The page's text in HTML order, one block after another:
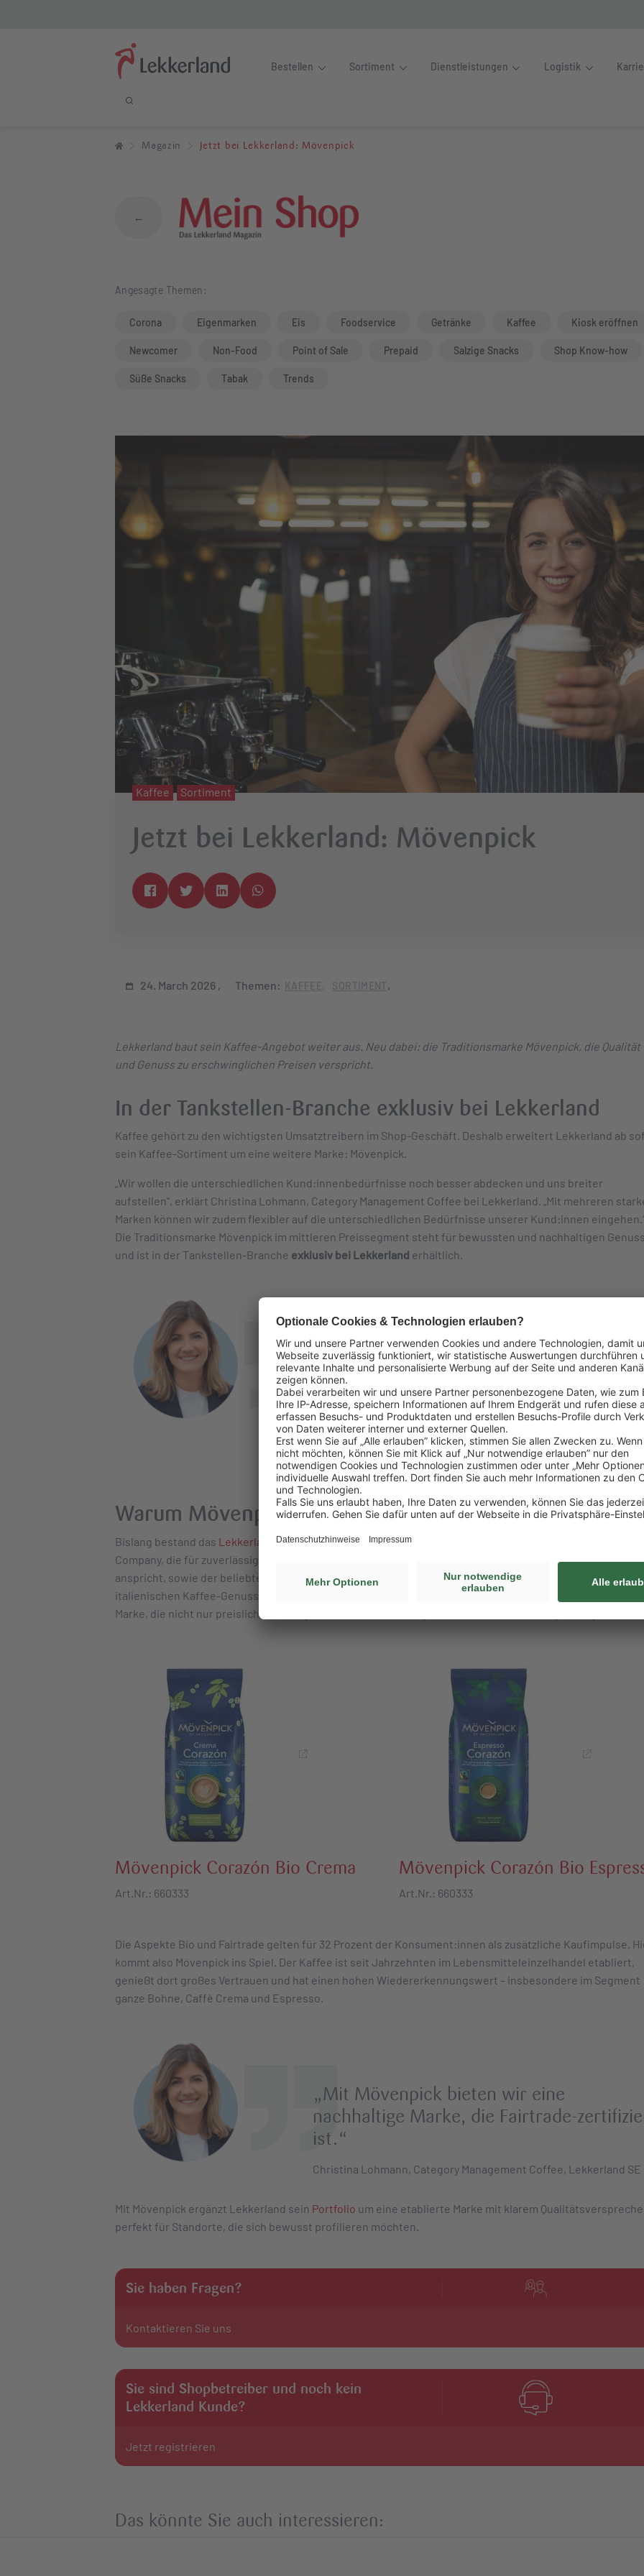
Bestellen Sortiment Dienstleistungen Logistik
Jetzt bei Lekkerland: Mövenpick
Magazin Jetzt bei Lekkerland: Mövenpick
←
Angesagte Themen:
Corona Eigenmarken Eis Foodservice Getränke Kaffee Kiosk eröffnen
Newcomer Non-Food Point of Sale Prepaid Salzige Snacks Shop Know-how
Süße Snacks Tabak Trends
Kaffee Sortiment
Jetzt bei Lekkerland: Mövenpick
24. March 2026 Themen: KAFFEE SORTIMENT
Lekkerland baut sein Kaffee-Angebot weiter aus. Neu dabei: die Traditionsmarke Mövenpick, die Qualität
und Genuss zu erschwinglichen Preisen verspricht.
In der Tankstellen-Branche exklusiv bei Lekkerland
Kaffee gehört zu den wichtigsten Umsatztreibern im Shop-Geschäft. Deshalb erweitert Lekkerland ab
sein Kaffee-Sortiment um eine weitere Marke: Mövenpick.
„Wir wollen die unterschiedlichen Kund:innenbedürfnisse noch besser abdecken und uns breiter
aufstellen“, erklärt Christina Lohmann, Category Management Coffee bei Lekkerland. „Mit mehreren
Marken können wir zudem flexibler auf die unterschiedlichen Bedürfnisse unserer Kund:innen
Die Traditionsmarke Mövenpick im mittleren Preissegment steht für bewussten und nachhaltigen
und ist in der Tankstellen-Branche exklusiv bei Lekkerland erhältlich.
„Mövenpick steht für Tradition mit
nachhaltigem Genuss. Diese Werte
sich gut auf den To-go-Bereich
übertragen.“
Christina Lohmann, Category Management Coffee, Lekkerland SE
Warum Mövenpick ins Portfolio passt
Bislang bestand das Lekkerland Kaffee-Portfolio aus zwei starken Marken: der Eigenmarke Coffee Bean
Company, die für zuverlässige Qualität zum Einstiegspreis steht und besonders preisorientierte
anspricht, sowie der beliebten italienischen Premium-Marke Lavazza, die für ausgeprägte Markenstärke
italienischen Kaffee-Genuss im oberen Preissegment steht. Was bislang jedoch fehlte, war eine
Marke, die nicht nur preislich überzeugt, sondern auch einen großen Wert auf Nachhaltigkeit legt.
Mövenpick Corazón Bio Crema
Art.Nr.: 660333
Mövenpick Corazón Bio
Art.Nr.: 660333
Die Aspekte Bio und Fairtrade gelten für 32 Prozent der Konsument:innen als zusätzliche Kaufimpulse.
kommt also Mövenpick ins Spiel. Der Kaffee ist seit Jahrzehnten im Lebensmitteleinzelhandel etabliert,
genießt dort großes Vertrauen und hat einen hohen Wiedererkennungswert – insbesondere im Segment
ganze Bohne, Caffè Crema und Espresso.
„Mit Mövenpick bieten wir eine
nachhaltige Marke, die Fairtrade-
ist.“
Christina Lohmann, Category Management Coffee, Lekkerland SE
Mit Mövenpick ergänzt Lekkerland sein Portfolio um eine etablierte Marke mit klarem
perfekt für Standorte, die sich bewusst profilieren möchten.
Sie haben Fragen?
Kontaktieren Sie uns
Sie sind Shopbetreiber und noch kein
Lekkerland Kunde?
Jetzt registrieren
Das könnte Sie auch interessieren: